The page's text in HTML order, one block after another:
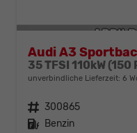
Audi A3
35 TFSI 110kW
unverbindliche Lieferzeit: 6
Fahrzeugnr. 300865
Kraftstoff Benzin